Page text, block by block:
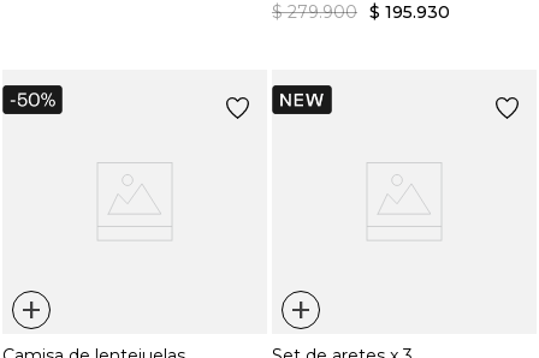
$ 279.900 $ 195.930
+ +